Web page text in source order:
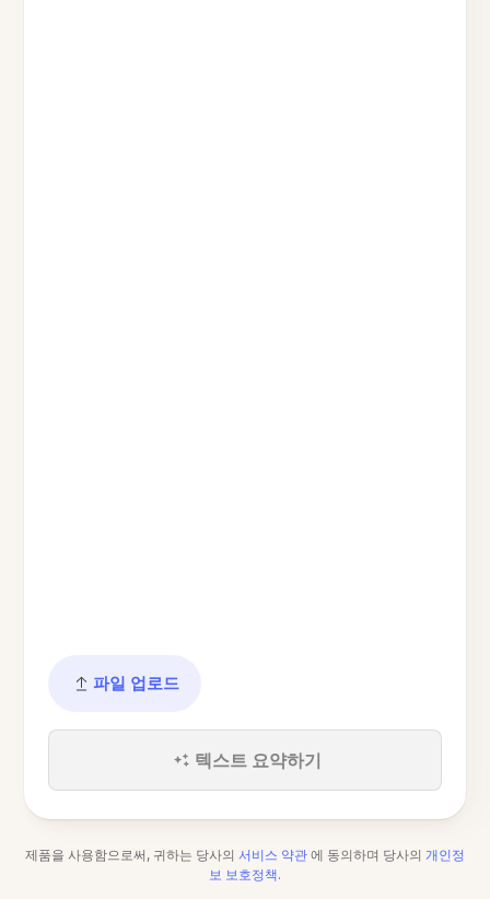
파일 업로드
텍스트 요약하기
제품을 사용함으로써, 귀하는 당사의 서비스 약관 에 동의하며 당사의 개인정
보 보호정책.